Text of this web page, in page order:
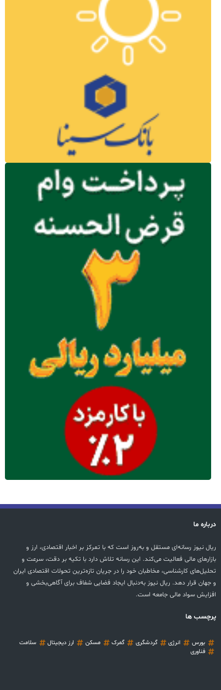
درباره ما
ریال نیوز رسانه‌ای مستقل و به‌روز است که با تمرکز بر اخبار اقتصادی، ارز و
بازارهای مالی فعالیت می‌کند. این رسانه تلاش دارد با تکیه بر دقت، سرعت و
تحلیل‌های کارشناسی، مخاطبان خود را در جریان تازه‌ترین تحولات اقتصادی ایران
و جهان قرار دهد. ریال نیوز به‌دنبال ایجاد فضایی شفاف برای آگاهی‌بخشی و
افزایش سواد مالی جامعه است.
پرچسب ها
بورس انرژی گردشگری گمرک مسکن ارز دیجیتال
سلامت
فناوری